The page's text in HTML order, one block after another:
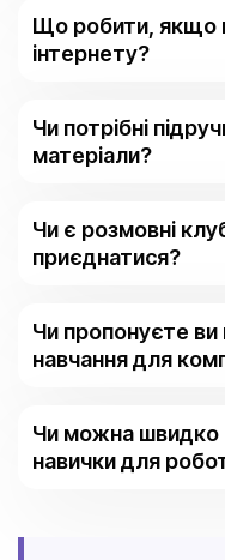
Що робити, якщо
інтернету?
Чи потрібні
матеріали?
Чи є розмовні
приєднатися?
Чи пропонуєте
навчання для
Чи можна швидко
навички для